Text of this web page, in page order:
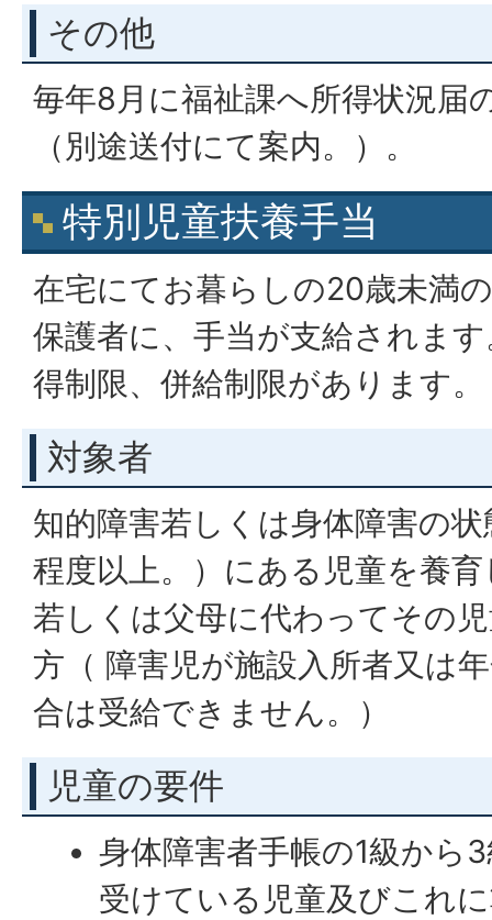
その他
毎年8月に福祉課へ所得状況届
（別途送付にて案内。）。
特別児童扶養手当
在宅にてお暮らしの20歳未満
保護者に、手当が支給されま
得制限、併給制限があります。
対象者
知的障害若しくは身体障害の
程度以上。）にある児童を養
若しくは父母に代わってその
方（ 障害児が施設入所者又は
合は受給できません。）
児童の要件
身体障害者手帳の1級から
受けている児童及びこれ